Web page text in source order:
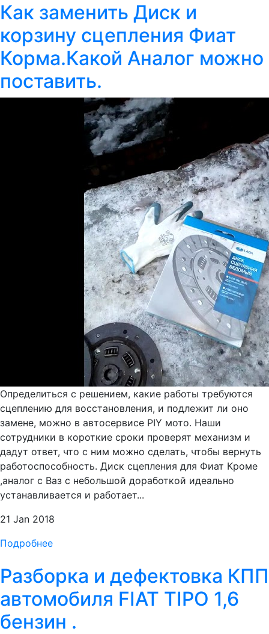
Как заменить Диск и
корзину сцепления Фиат
Корма.Какой Аналог можно
поставить.
Определиться с решением, какие работы требуются
сцеплению для восстановления, и подлежит ли оно
замене, можно в автосервисе PIY мото. Наши
сотрудники в короткие сроки проверят механизм и
дадут ответ, что с ним можно сделать, чтобы вернуть
работоспособность. Диск сцепления для Фиат Кроме
,аналог с Ваз с небольшой доработкой идеально
устанавливается и работает...
21 Jan 2018
Подробнее
Разборка и дефектовка КПП
автомобиля FIAT TIPO 1,6
бензин .